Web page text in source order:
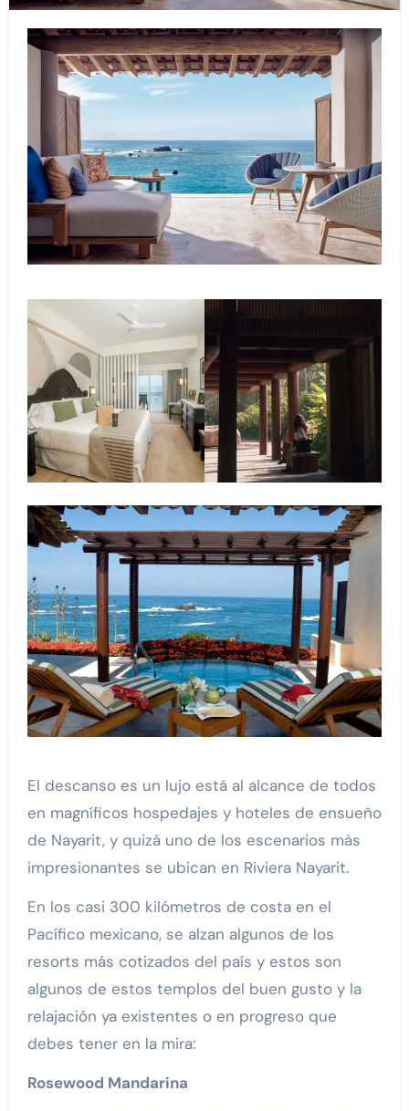
El descanso es un lujo está al alcance de todos
en magníficos hospedajes y hoteles de ensueño
de Nayarit, y quizá uno de los escenarios más
impresionantes se ubican en Riviera Nayarit.
En los casi 300 kilómetros de costa en el
Pacífico mexicano, se alzan algunos de los
resorts más cotizados del país y estos son
algunos de estos templos del buen gusto y la
relajación ya existentes o en progreso que
debes tener en la mira:
Rosewood Mandarina